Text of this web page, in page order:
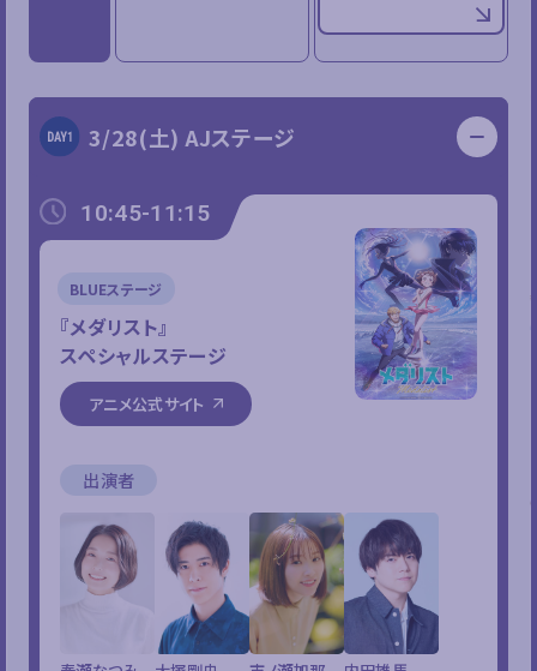
3/28(土) AJステージ
10:45-11:15
BLUEステージ
『メダリスト』
スペシャルステージ
アニメ公式サイト
出演者